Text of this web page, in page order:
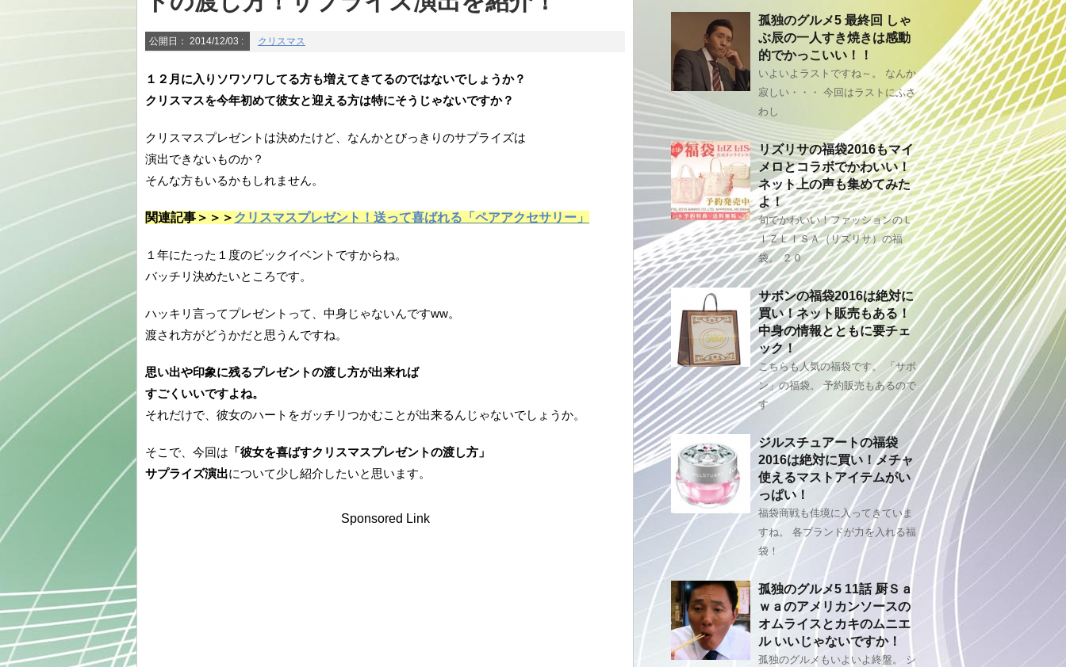
公開日： 2014/12/03 : クリスマス
１２月に入りソワソワしてる方も増えてきてるのではないでしょうか？
クリスマスを今年初めて彼女と迎える方は特にそうじゃないですか？
クリスマスプレゼントは決めたけど、なんかとびっきりのサプライズは
演出できないものか？
そんな方もいるかもしれません。
関連記事＞＞＞ クリスマスプレゼント！送って喜ばれる「ペアアクセサリー」
１年にたった１度のビックイベントですからね。
バッチリ決めたいところです。
ハッキリ言ってプレゼントって、中身じゃないんですww。
渡され方がどうかだと思うんですね。
思い出や印象に残るプレゼントの渡し方が出来れば
すごくいいですよね。
それだけで、彼女のハートをガッチリつかむことが出来るんじゃないでしょうか。
そこで、今回は 「彼女を喜ばすクリスマスプレゼントの渡し方」
サプライズ演出について少し紹介したいと思います。
Sponsored Link
孤独のグルメ5 最終回 しゃ
ぶ辰の一人すき焼きは感動
的でかっこいい！！
いよいよラストですね～。 なんか
寂しい・・・ 今回はラストにふさ
わし
リズリサの福袋2016もマイ
メロとコラボでかわいい！
ネット上の声も集めてみた
よ！
旬でかわいい！ファッションのＬ
ＩＺＬＩＳＡ（リズリサ）の福
袋。 ２０
サボンの福袋2016は絶対に
買い！ネット販売もある！
中身の情報とともに要チェ
ック！
こちらも人気の福袋です。 「サボ
ン」の福袋。 予約販売もあるので
す
ジルスチュアートの福袋
2016は絶対に買い！メチャ
使えるマストアイテムがい
っぱい！
福袋商戦も佳境に入ってきていま
すね。 各ブランドが力を入れる福
袋！
孤独のグルメ5 11話 厨Ｓａ
ｗａのアメリカンソースの
オムライスとカキのムニエ
ル いいじゃないですか！
孤独のグルメもいよいよ終盤。 シ